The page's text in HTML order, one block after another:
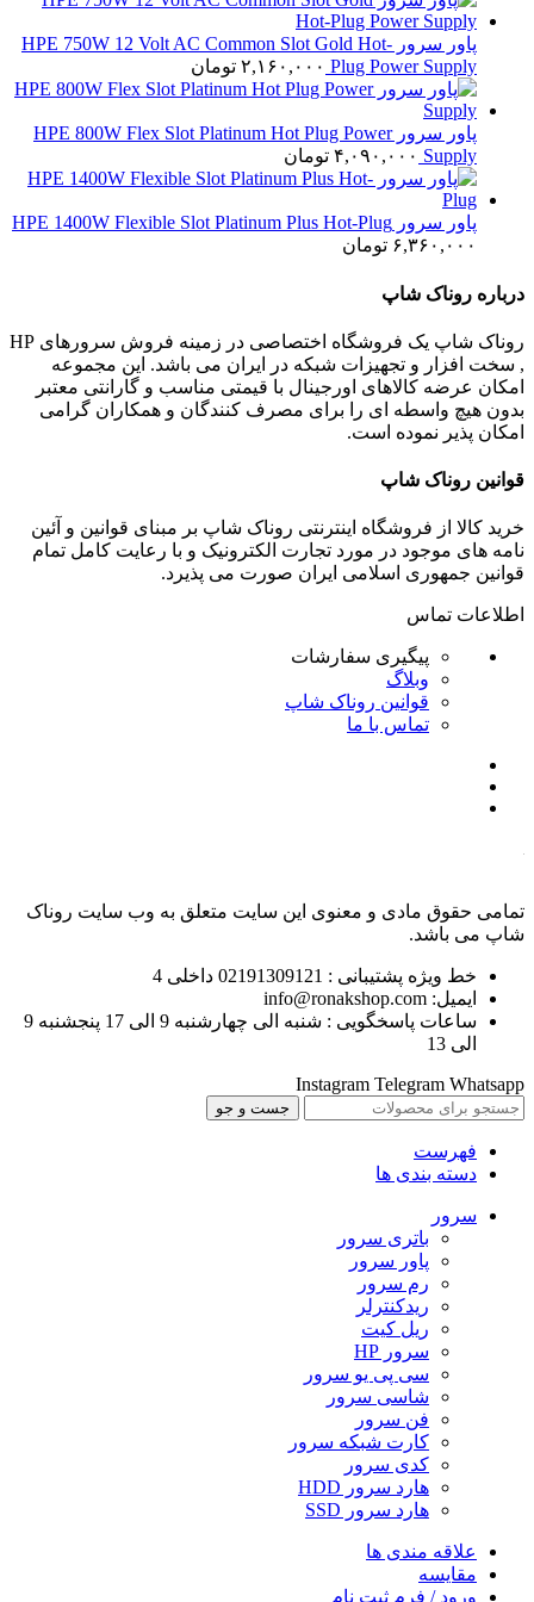
پاور سرور HPE 750W 12 Volt AC Common Slot Gold Hot-
Plug Power Supply ۲,۱۶۰,۰۰۰ تومان
پاور سرور HPE 800W Flex Slot Platinum Hot Plug Power
Supply ۴,۰۹۰,۰۰۰ تومان
پاور سرور HPE 1400W Flexible Slot Platinum Plus Hot-Plug
۶,۳۶۰,۰۰۰ تومان
درباره روناک شاپ
روناک شاپ یک فروشگاه اختصاصی در زمینه فروش سرورهای HP
, سخت افزار و تجهیزات شبکه در ایران می باشد. این مجموعه
امکان عرضه کالاهای اورجینال با قیمتی مناسب و گارانتی معتبر
بدون هیچ واسطه ای را برای مصرف کنندگان و همکاران گرامی
امکان پذیر نموده است.
قوانین روناک شاپ
خرید کالا از فروشگاه اینترنتی روناک شاپ بر مبنای قوانین و آئین
نامه های موجود در مورد تجارت الکترونیک و با رعایت کامل تمام
قوانین جمهوری اسلامی ایران صورت می پذیرد.
اطلاعات تماس
پیگیری سفارشات
وبلاگ
قوانین روناک شاپ
تماس با ما
تمامی حقوق مادی و معنوی این سایت متعلق به وب سایت روناک
شاپ می باشد.
خط ویژه پشتیبانی : 02191309121 داخلی 4
ایمیل: info@ronakshop.com
ساعات پاسخگویی : شنبه الی چهارشنبه 9 الی 17 پنجشنبه 9
الی 13
Instagram Telegram Whatsapp
جست و جو
فهرست
دسته بندی ها
سرور
باتری سرور
پاور سرور
رم سرور
ریدکنترلر
ریل کیت
سرور HP
سی پی یو سرور
شاسی سرور
فن سرور
کارت شبکه سرور
کدی سرور
هارد سرور HDD
هارد سرور SSD
علاقه مندی ها
مقایسه
ورود / فرم ثبت نام